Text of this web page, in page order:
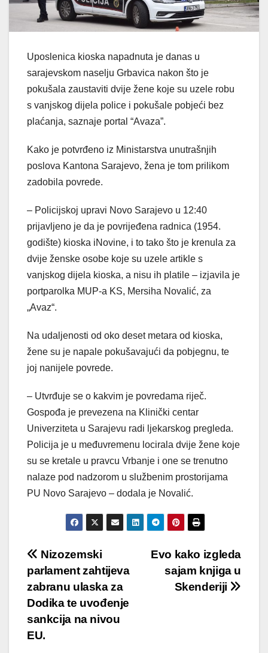
Uposlenica kioska napadnuta je danas u
sarajevskom naselju Grbavica nakon što je
pokušala zaustaviti dvije žene koje su uzele robu
s vanjskog dijela police i pokušale pobjeći bez
plaćanja, saznaje portal “Avaza”.
Kako je potvrđeno iz Ministarstva unutrašnjih
poslova Kantona Sarajevo, žena je tom prilikom
zadobila povrede.
– Policijskoj upravi Novo Sarajevo u 12:40
prijavljeno je da je povrijeđena radnica (1954.
godište) kioska iNovine, i to tako što je krenula za
dvije ženske osobe koje su uzele artikle s
vanjskog dijela kioska, a nisu ih platile – izjavila je
portparolka MUP-a KS, Mersiha Novalić, za
„Avaz“.
Na udaljenosti od oko deset metara od kioska,
žene su je napale pokušavajući da pobjegnu, te
joj nanijele povrede.
– Utvrđuje se o kakvim je povredama riječ.
Gospođa je prevezena na Klinički centar
Univerziteta u Sarajevu radi ljekarskog pregleda.
Policija je u međuvremenu locirala dvije žene koje
su se kretale u pravcu Vrbanje i one se trenutno
nalaze pod nadzorom u službenim prostorijama
PU Novo Sarajevo – dodala je Novalić.
Post
navigation
Evo kako izgleda
sajam knjiga u
Skenderiji
Nizozemski
parlament zahtijeva
zabranu ulaska za
Dodika te uvođenje
sankcija na nivou
EU.